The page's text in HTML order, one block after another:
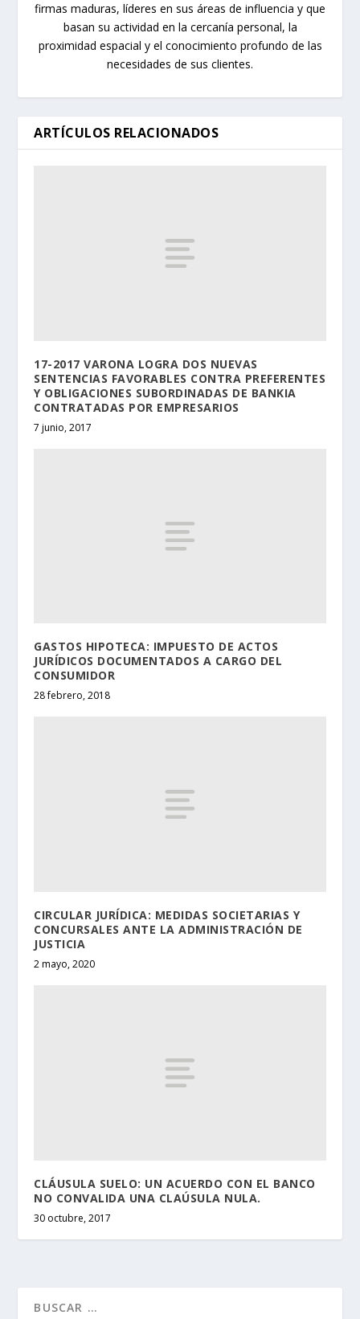
firmas maduras, líderes en sus áreas de influencia y que
basan su actividad en la cercanía personal, la
proximidad espacial y el conocimiento profundo de las
necesidades de sus clientes.
ARTÍCULOS RELACIONADOS
17-2017 VARONA LOGRA DOS NUEVAS
SENTENCIAS FAVORABLES CONTRA PREFERENTES
Y OBLIGACIONES SUBORDINADAS DE BANKIA
CONTRATADAS POR EMPRESARIOS
7 junio, 2017
GASTOS HIPOTECA: IMPUESTO DE ACTOS
JURÍDICOS DOCUMENTADOS A CARGO DEL
CONSUMIDOR
28 febrero, 2018
CIRCULAR JURÍDICA: MEDIDAS SOCIETARIAS Y
CONCURSALES ANTE LA ADMINISTRACIÓN DE
JUSTICIA
2 mayo, 2020
CLÁUSULA SUELO: UN ACUERDO CON EL BANCO
NO CONVALIDA UNA CLAÚSULA NULA.
30 octubre, 2017